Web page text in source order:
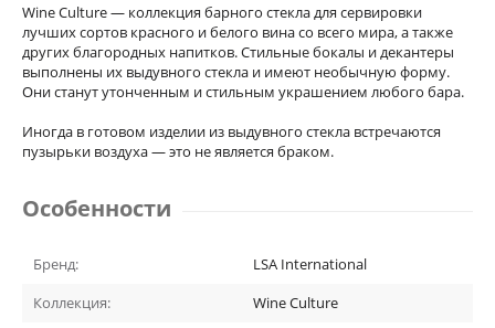
Wine Culture — коллекция барного стекла для сервировки
лучших сортов красного и белого вина со всего мира, а также
других благородных напитков. Стильные бокалы и декантеры
выполнены их выдувного стекла и имеют необычную форму.
Они станут утонченным и стильным украшением любого бара.
Иногда в готовом изделии из выдувного стекла встречаются
пузырьки воздуха — это не является браком.
Особенности
Бренд:
LSA International
Коллекция:
Wine Culture